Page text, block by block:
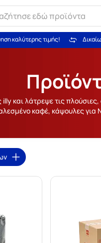
καλύτερης τιμής!
και λάτρεψε τις
καφέ, κάψουλες για